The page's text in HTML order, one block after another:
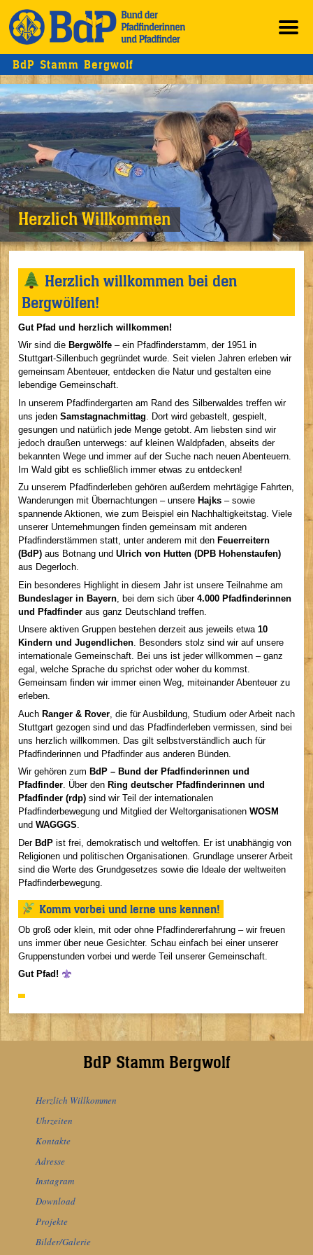
BdP Stamm Bergwolf
Herzlich Willkommen
Herzlich willkommen bei den
Bergwölfen!
Gut Pfad und herzlich willkommen!
Wir sind die Bergwölfe – ein Pfadfinderstamm, der 1951 in
Stuttgart-Sillenbuch gegründet wurde. Seit vielen Jahren erleben wir
gemeinsam Abenteuer, entdecken die Natur und gestalten eine
lebendige Gemeinschaft.
In unserem Pfadfindergarten am Rand des Silberwaldes treffen wir
uns jeden Samstagnachmittag . Dort wird gebastelt, gespielt,
gesungen und natürlich jede Menge getobt. Am liebsten sind wir
jedoch draußen unterwegs: auf kleinen Waldpfaden, abseits der
bekannten Wege und immer auf der Suche nach neuen Abenteuern.
Im Wald gibt es schließlich immer etwas zu entdecken!
Zu unserem Pfadfinderleben gehören außerdem mehrtägige Fahrten,
Wanderungen mit Übernachtungen – unsere Hajks – sowie
spannende Aktionen, wie zum Beispiel ein Nachhaltigkeitstag. Viele
unserer Unternehmungen finden gemeinsam mit anderen
Pfadfinderstämmen statt, unter anderem mit den Feuerreitern
(BdP) aus Botnang und Ulrich von Hutten (DPB Hohenstaufen)
aus Degerloch.
Ein besonderes Highlight in diesem Jahr ist unsere Teilnahme am
Bundeslager in Bayern , bei dem sich über 4.000 Pfadfinderinnen
und Pfadfinder aus ganz Deutschland treffen.
Unsere aktiven Gruppen bestehen derzeit aus jeweils etwa 10
Kindern und Jugendlichen. Besonders stolz sind wir auf unsere
internationale Gemeinschaft. Bei uns ist jeder willkommen – ganz
egal, welche Sprache du sprichst oder woher du kommst.
Gemeinsam finden wir immer einen Weg, miteinander Abenteuer zu
erleben.
Auch Ranger & Rover , die für Ausbildung, Studium oder Arbeit nach
Stuttgart gezogen sind und das Pfadfinderleben vermissen, sind bei
uns herzlich willkommen. Das gilt selbstverständlich auch für
Pfadfinderinnen und Pfadfinder aus anderen Bünden.
Wir gehören zum BdP – Bund der Pfadfinderinnen und
Pfadfinder. Über den Ring deutscher Pfadfinderinnen und
Pfadfinder (rdp) sind wir Teil der internationalen
Pfadfinderbewegung und Mitglied der Weltorganisationen WOSM
und WAGGGS.
Der BdP ist frei, demokratisch und weltoffen. Er ist unabhängig von
Religionen und politischen Organisationen. Grundlage unserer Arbeit
sind die Werte des Grundgesetzes sowie die Ideale der weltweiten
Pfadfinderbewegung.
Komm vorbei und lerne uns kennen!
Ob groß oder klein, mit oder ohne Pfadfindererfahrung – wir freuen
uns immer über neue Gesichter. Schau einfach bei einer unserer
Gruppenstunden vorbei und werde Teil unserer Gemeinschaft.
Gut Pfad!
BdP Stamm Bergwolf
Herzlich Willkommen
Uhrzeiten
Kontakte
Adresse
Instagram
Download
Projekte
Bilder/Galerie